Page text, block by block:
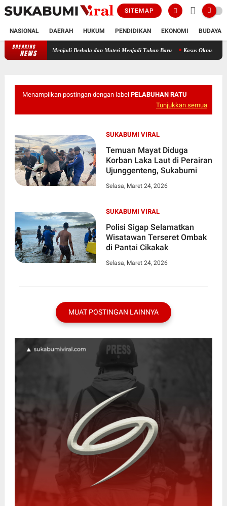
SITEMAP
NASIONAL DAERAH HUKUM PENDIDIKAN EKONOMI BUDAYA
BREAKING
NEWS Merosotnya Akhlak dan Adab Bangsa, Ketika Jabatan Menjadi
Menampilkan postingan dengan label PELABUHAN RATU
Tunjukkan semua
SUKABUMI VIRAL
Temuan Mayat Diduga
Korban Laka Laut di Perairan
Ujunggenteng, Sukabumi
Selasa, Maret 24, 2026
SUKABUMI VIRAL
Polisi Sigap Selamatkan
Wisatawan Terseret Ombak
di Pantai Cikakak
Selasa, Maret 24, 2026
MUAT POSTINGAN LAINNYA